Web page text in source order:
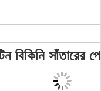
বিকিনি